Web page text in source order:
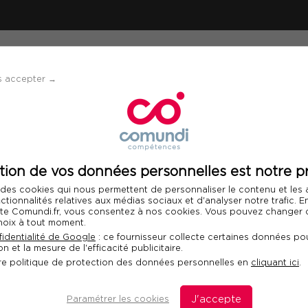
accepter →
de vos données personnelles est notre
cookies qui nous permettent de personnaliser le contenu et les
relatives aux médias sociaux et d'analyser notre trafic.
Comundi.fr, vous consentez à nos cookies. Vous pouvez changer
à tout moment.
de Google : ce fournisseur collecte certaines données
et la mesure de l'efficacité publicitaire.
politique de protection des données personnelles en cliquant ici.
Paramétrer les cookies J'accepte
Télécharger le programme
Perfectionnement
à la vitesse supérieure. Cette formation de 3